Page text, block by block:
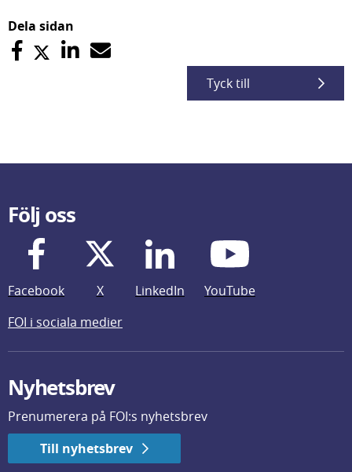
Dela sidan
Tyck till
Följ oss
Facebook X LinkedIn
YouTube
FOI i sociala medier
Nyhetsbrev
Prenumerera på FOI:s nyhetsbrev
Till nyhetsbrev